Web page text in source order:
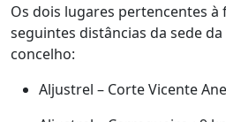
Os dois lugares pertencentes à
seguintes distâncias da sede
concelho:
Aljustrel – Corte Vicente